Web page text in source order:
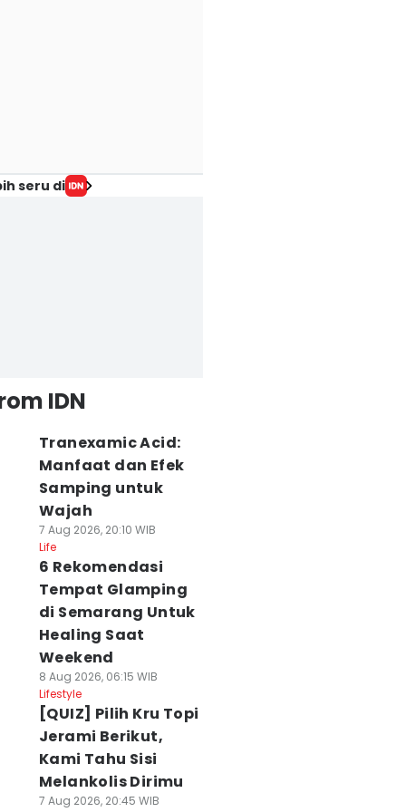
seru di
IDN
Tranexamic Acid:
Manfaat dan Efek
Samping untuk
Wajah
7 Aug 2026, 20:10 WIB
Life
6 Rekomendasi
Tempat Glamping
di Semarang Untuk
Healing Saat
Weekend
8 Aug 2026, 06:15 WIB
Lifestyle
[QUIZ] Pilih Kru Topi
Jerami Berikut,
Kami Tahu Sisi
Melankolis Dirimu
7 Aug 2026, 20:45 WIB